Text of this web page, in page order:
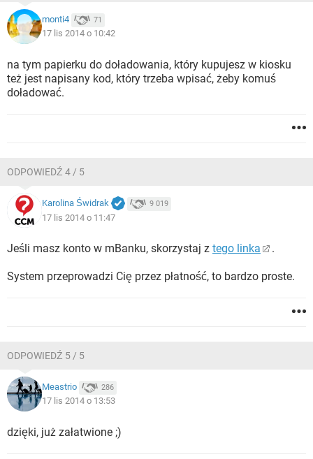
monti4 71
17 lis 2014 o 10:42
na tym papierku do doładowania, który kupujesz w kiosku
też jest napisany kod, który trzeba wpisać, żeby komuś
doładować.
ODPOWIEDŹ 4 / 5
Karolina Świdrak 9 019
17 lis 2014 o 11:47
Jeśli masz konto w mBanku, skorzystaj z tego linka .
System przeprowadzi Cię przez płatność, to bardzo proste.
ODPOWIEDŹ 5 / 5
Meastrio 286
17 lis 2014 o 13:53
dzięki, już załatwione ;)